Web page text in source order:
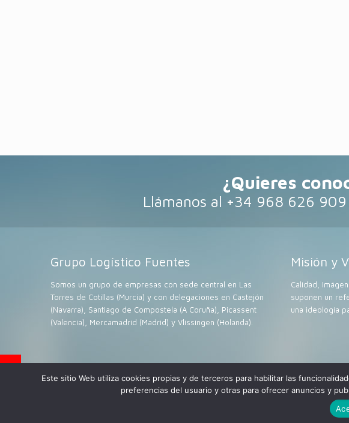
¿Quieres
Llámanos al +34 968 626
Grupo Logístico Fuentes
Somos un grupo de empresas con sede central en Las
Torres de Cotillas (Murcia) y con delegaciones en Castejón
(Navarra), Santiago de Compostela (A Coruña), Picassent
(Valencia), Mercamadrid (Madrid) y Vlissingen (Holanda).
Misión y
Calidad,
suponen un
una ideología
© 2017 Todos los derechos reservados. Grupo
Este sitio Web utiliza cookies propias y de terceros para habilitar las
preferencias del usuario y otras para ofrecer anuncios y